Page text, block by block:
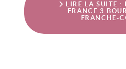
LIRE LA SUITE :
FRANCE 3
FRANCHE-